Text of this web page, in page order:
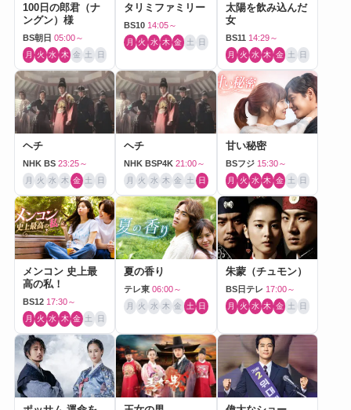
100日の郎君（ナ
ングン）様
BS朝日 05:00～
月 火 水 木 金 土 日
タリミファミリー
BS10 14:05～
月 火 水 木 金 土 日
太陽を飲み込んだ
女
BS11 14:29～
月 火 水 木 金 土 日
ヘチ
NHK BS 23:25～
月 火 水 木 金 土 日
ヘチ
NHK BSP4K 21:00～
月 火 水 木 金 土 日
甘い秘密
BSフジ 15:30～
月 火 水 木 金 土 日
メンコン 史上最
高の私！
BS12 17:30～
月 火 水 木 金 土 日
夏の香り
テレ東 06:00～
月 火 水 木 金 土 日
朱蒙（チュモン）
BS日テレ 17:00～
月 火 水 木 金 土 日